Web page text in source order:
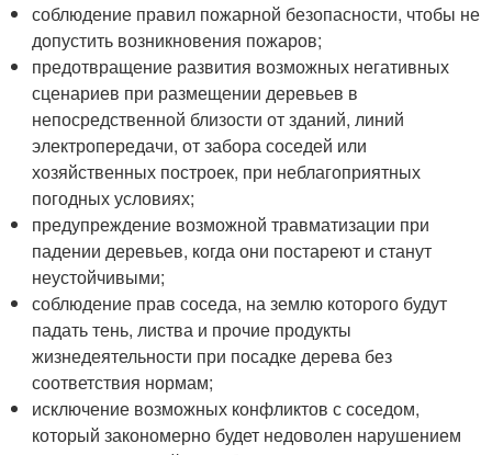
соблюдение правил пожарной безопасности, чтобы не
допустить возникновения пожаров;
предотвращение развития возможных негативных
сценариев при размещении деревьев в
непосредственной близости от зданий, линий
электропередачи, от забора соседей или
хозяйственных построек, при неблагоприятных
погодных условиях;
предупреждение возможной травматизации при
падении деревьев, когда они постареют и станут
неустойчивыми;
соблюдение прав соседа, на землю которого будут
падать тень, листва и прочие продукты
жизнедеятельности при посадке дерева без
соответствия нормам;
исключение возможных конфликтов с соседом,
который закономерно будет недоволен нарушением